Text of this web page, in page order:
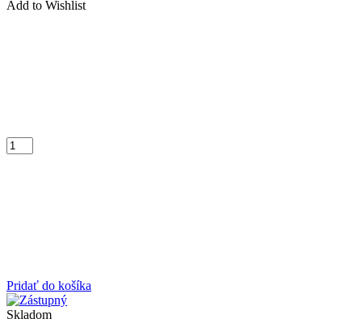
Add to Wishlist
Pridať do košíka
Skladom